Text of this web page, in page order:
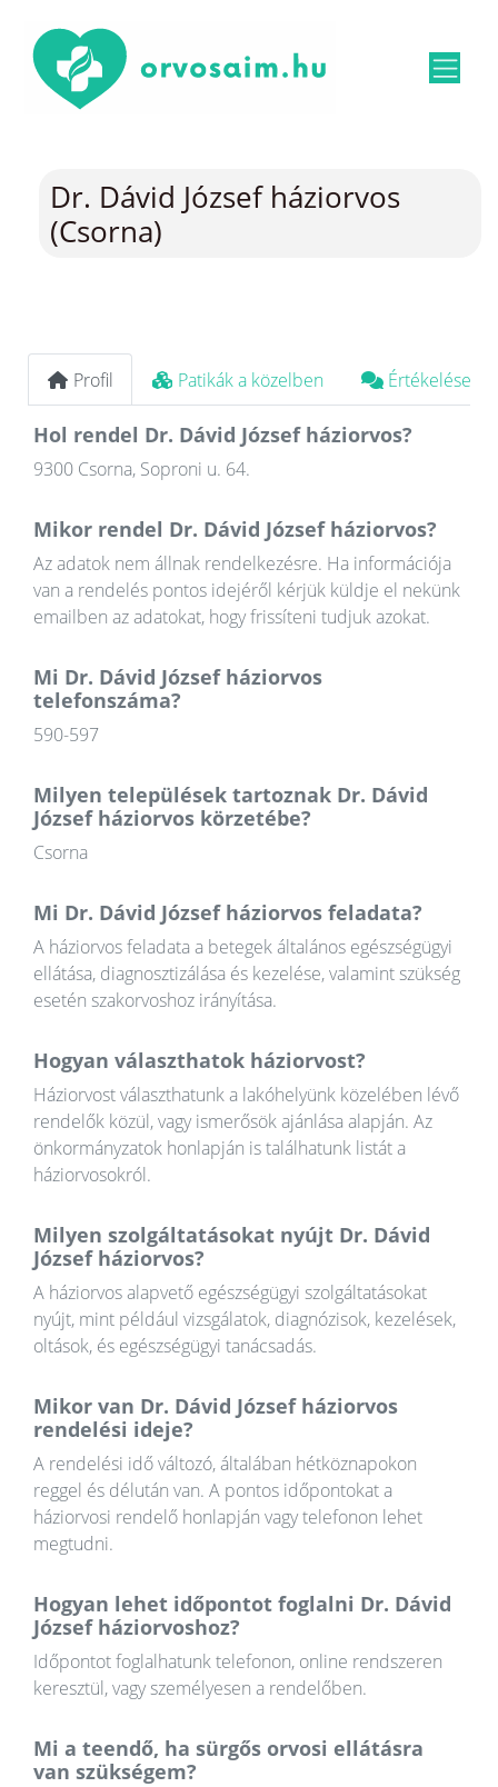
Dr. Dávid József háziorvos
(Csorna)
Profil Patikák a közelben Értékelések
Hol rendel Dr. Dávid József háziorvos?
9300 Csorna, Soproni u. 64.
Mikor rendel Dr. Dávid József háziorvos?
Az adatok nem állnak rendelkezésre. Ha információja
van a rendelés pontos idejéről kérjük küldje el nekünk
emailben az adatokat, hogy frissíteni tudjuk azokat.
Mi Dr. Dávid József háziorvos
telefonszáma?
590-597
Milyen települések tartoznak Dr. Dávid
József háziorvos körzetébe?
Csorna
Mi Dr. Dávid József háziorvos feladata?
A háziorvos feladata a betegek általános egészségügyi
ellátása, diagnosztizálása és kezelése, valamint szükség
esetén szakorvoshoz irányítása.
Hogyan választhatok háziorvost?
Háziorvost választhatunk a lakóhelyünk közelében lévő
rendelők közül, vagy ismerősök ajánlása alapján. Az
önkormányzatok honlapján is találhatunk listát a
háziorvosokról.
Milyen szolgáltatásokat nyújt Dr. Dávid
József háziorvos?
A háziorvos alapvető egészségügyi szolgáltatásokat
nyújt, mint például vizsgálatok, diagnózisok, kezelések,
oltások, és egészségügyi tanácsadás.
Mikor van Dr. Dávid József háziorvos
rendelési ideje?
A rendelési idő változó, általában hétköznapokon
reggel és délután van. A pontos időpontokat a
háziorvosi rendelő honlapján vagy telefonon lehet
megtudni.
Hogyan lehet időpontot foglalni Dr. Dávid
József háziorvoshoz?
Időpontot foglalhatunk telefonon, online rendszeren
keresztül, vagy személyesen a rendelőben.
Mi a teendő, ha sürgős orvosi ellátásra
van szükségem?